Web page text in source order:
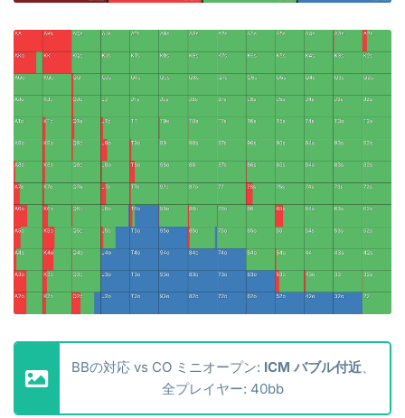
BBの対応 vs CO ミニオープン: ICM バブル付近、
全プレイヤー: 40bb